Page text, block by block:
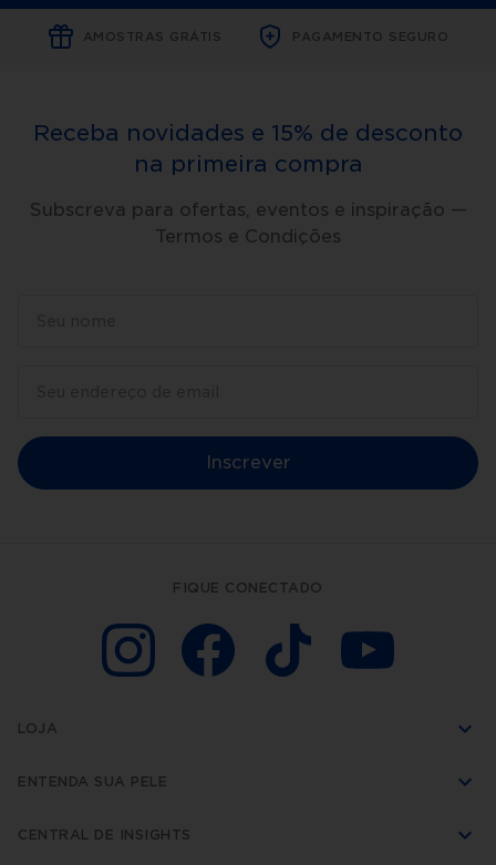
AMOSTRAS GRÁTIS PAGAMENTO SEGURO
Receba novidades e 15% de desconto
na primeira compra
Subscreva para ofertas, eventos e inspiração —
Termos e Condições
Inscrever
FIQUE CONECTADO
LOJA
ENTENDA SUA PELE
CENTRAL DE INSIGHTS